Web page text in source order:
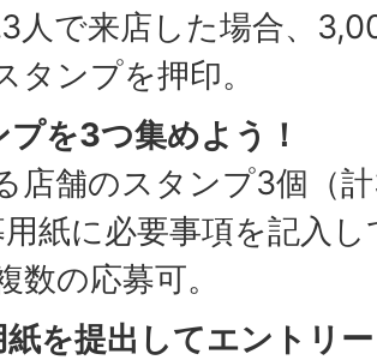
で来店した場合、
タンプを押印。
を3つ集めよう！
舗のスタンプ3個（
紙に必要事項を記入
の応募可。
紙を提出してエントリ